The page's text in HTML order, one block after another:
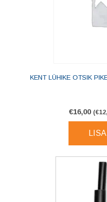
KENT LÜHIKE OTSIK
€16,00 (€